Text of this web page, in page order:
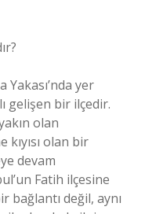
yer
gelişen bir ilçedir.
olan
olan bir
devam
Fatih ilçesine
bağlantı değil, aynı